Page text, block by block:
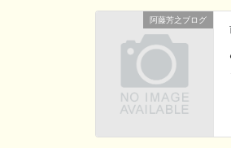
阿藤芳之ブログ